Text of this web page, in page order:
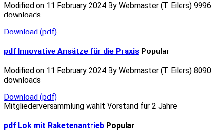
Modified on 11 February 2024 By Webmaster (T. Eilers) 9996
downloads
Download (pdf)
pdf Innovative Ansätze für die Praxis Popular
Modified on 11 February 2024 By Webmaster (T. Eilers) 8090
downloads
Download (pdf)
Mitgliederversammlung wählt Vorstand für 2 Jahre
pdf Lok mit Raketenantrieb Popular